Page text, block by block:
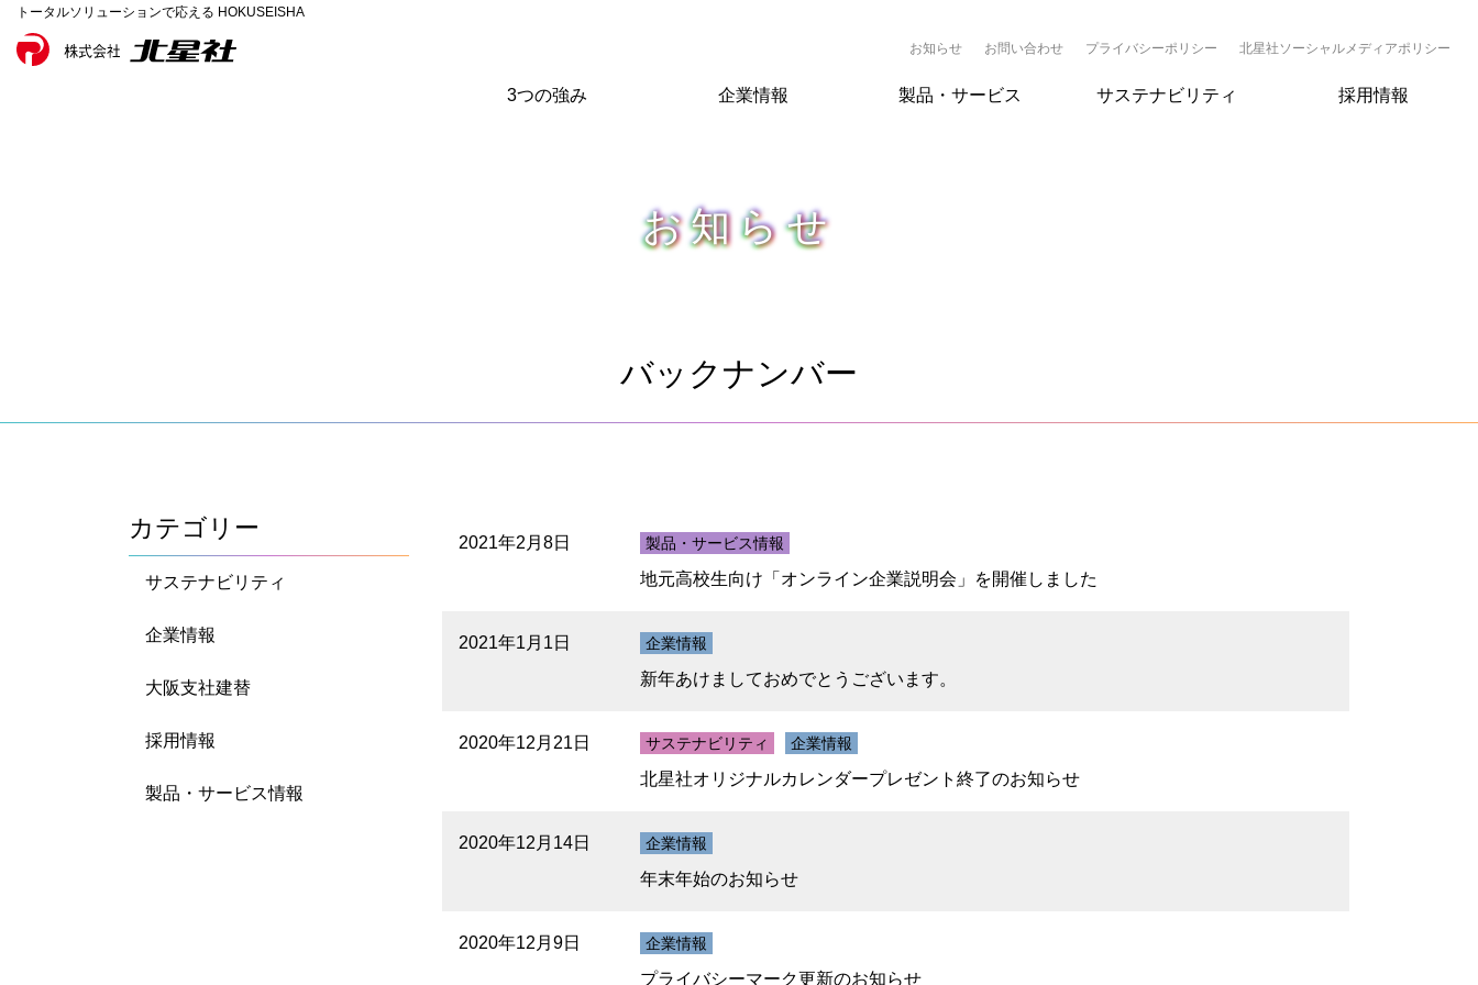
トータルソリューションで応える HOKUSEISHA
お知らせ お問い合わせ プライバシーポリシー 北星社ソーシャルメディアポリシー
3つの強み 企業情報 製品・サービス サステナビリティ 採用情報
お知らせ
バックナンバー
2021年2月8日 製品・サービス情報
地元高校生向け「オンライン企業説明会」を開催しました
2021年1月1日 企業情報
新年あけましておめでとうございます。
2020年12月21日 サステナビリティ 企業情報
北星社オリジナルカレンダープレゼント終了のお知らせ
2020年12月14日 企業情報
年末年始のお知らせ
2020年12月9日 企業情報
プライバシーマーク更新のお知らせ
カテゴリー
サステナビリティ
企業情報
大阪支社建替
採用情報
製品・サービス情報